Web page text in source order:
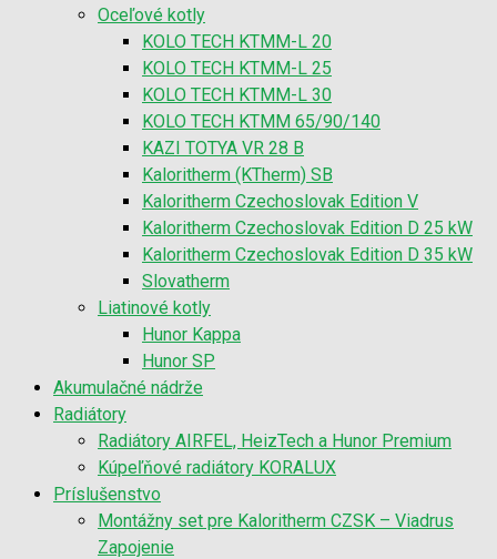
Oceľové kotly
KOLO TECH KTMM-L 20
KOLO TECH KTMM-L 25
KOLO TECH KTMM-L 30
KOLO TECH KTMM 65/90/140
KAZI TOTYA VR 28 B
Kaloritherm (KTherm) SB
Kaloritherm Czechoslovak Edition V
Kaloritherm Czechoslovak Edition D 25 kW
Kaloritherm Czechoslovak Edition D 35 kW
Slovatherm
Liatinové kotly
Hunor Kappa
Hunor SP
Akumulačné nádrže
Radiátory
Radiátory AIRFEL, HeizTech a Hunor Premium
Kúpeľňové radiátory KORALUX
Príslušenstvo
Montážny set pre Kaloritherm CZSK – Viadrus
Zapojenie